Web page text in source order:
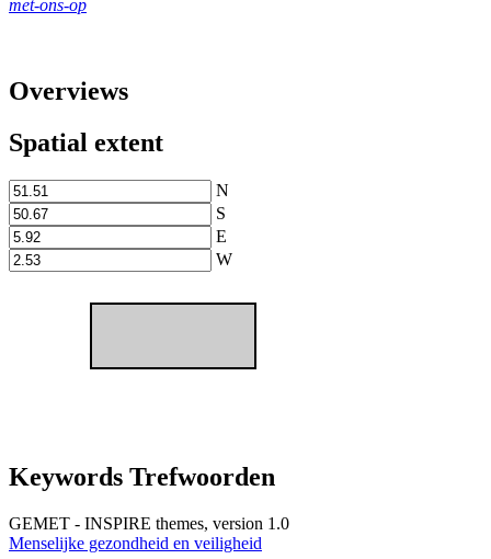
met-ons-op
Overviews
Spatial extent
N
S
E
W
Keywords Trefwoorden
GEMET - INSPIRE themes, version 1.0
Menselijke gezondheid en veiligheid